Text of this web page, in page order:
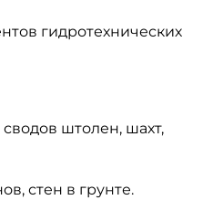
гидротехнических
штолен, шахт,
стен в грунте.